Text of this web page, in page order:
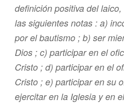
definición positiva del
las siguientes notas : a)
por el bautismo ; b) ser
Dios ; c) participar en el
Cristo ; d) participar en el
Cristo ; e) participar en su
ejercitar en la Iglesia y en